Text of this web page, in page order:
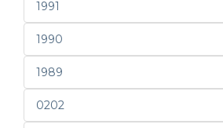
1991
1990
1989
0202